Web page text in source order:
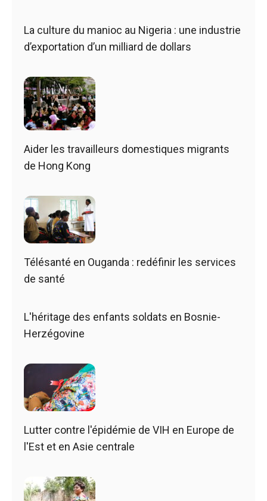
La culture du manioc au Nigeria : une industrie
d’exportation d’un milliard de dollars
Aider les travailleurs domestiques migrants
de Hong Kong
Télésanté en Ouganda : redéfinir les services
de santé
L'héritage des enfants soldats en Bosnie-
Herzégovine
Lutter contre l'épidémie de VIH en Europe de
l'Est et en Asie centrale